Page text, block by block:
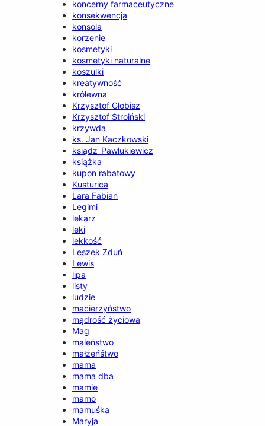
koncerny farmaceutyczne
konsekwencja
konsola
korzenie
kosmetyki
kosmetyki naturalne
koszulki
kreatywność
królewna
Krzysztof Globisz
Krzysztof Stroiński
krzywda
ks. Jan Kaczkowski
ksiądz_Pawlukiewicz
książka
kupon rabatowy
Kusturica
Lara Fabian
Legimi
lekarz
leki
lekkość
Leszek Zduń
Lewis
lipa
listy
ludzie
macierzyństwo
mądrość życiowa
Mag
maleństwo
małżeńśtwo
mama
mama dba
mamie
mamo
mamuśka
Maryja